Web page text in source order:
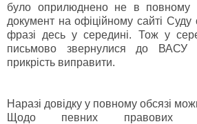
було оприлюднено не в повному
документ на офіційному сайті
фразі десь у середині. Тож у
письмово звернулися до ВАСУ
прикрість виправити.
Наразі довідку у повному обсязі
Щодо певних правових